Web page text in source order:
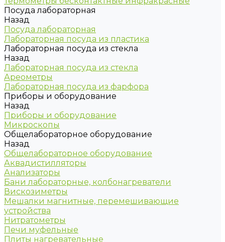
Посуда лабораторная
Назад
Посуда лабораторная
Лабораторная посуда из пластика
Лабораторная посуда из стекла
Назад
Лабораторная посуда из стекла
Ареометры
Лабораторная посуда из фарфора
Приборы и оборудование
Назад
Приборы и оборудование
Микроскопы
Общелабораторное оборудование
Назад
Общелабораторное оборудование
Аквадистилляторы
Анализаторы
Бани лабораторные, колбонагреватели
Вискозиметры
Мешалки магнитные, перемешивающие
устройства
Нитратометры
Печи муфельные
Плиты нагревательные